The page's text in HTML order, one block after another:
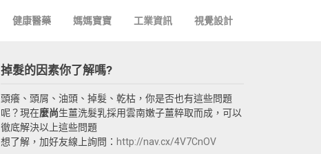
健康醫藥 媽媽寶寶 工業資訊 視覺設計
掉髮的因素你了解嗎?
頭癢、頭屑、油頭、掉髮、乾枯，你是否也有這些問題
呢？現在麼尚生薑洗髮乳採用雲南嫩子薑粹取而成，可以
徹底解決以上這些問題
想了解，加好友線上詢問： http://nav.cx/4V7CnOV